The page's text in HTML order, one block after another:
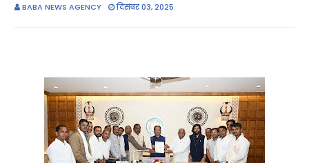
BABA NEWS AGENCY दिसंबर 03, 2025